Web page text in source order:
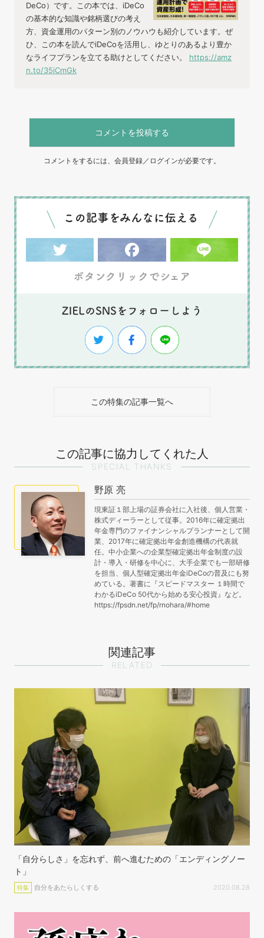
DeCo）です。この本では、iDeCo
の基本的な知識や銘柄選びの考え
方、資金運用のパターン別のノウハウも紹介しています。ぜ
ひ、この本を読んでiDeCoを活用し、ゆとりのあるより豊か
なライフプランを立てる助けとしてください。 https://amz
n.to/35jCmGk
コメントを投稿する
コメントをするには、会員登録／ログインが必要です。
この特集の記事一覧へ
この記事に協力してくれた人
SPECIAL THANKS
野原 亮
現東証１部上場の証券会社に入社後、個人営業・
株式ディーラーとして従事。2016年に確定拠出
年金専門のファイナンシャルプランナーとして開
業、2017年に確定拠出年金創造機構の代表就
任。中小企業への企業型確定拠出年金制度の設
計・導入・研修を中心に、大手企業でも一部研修
を担当、個人型確定拠出年金iDeCoの普及にも努
めている。著書に『スピードマスター １時間で
わかるiDeCo 50代から始める安心投資』など。
https://fpsdn.net/fp/rnohara/#home
関連記事
RELATED
「自分らしさ」を忘れず、前へ進むための「エンディングノー
ト」
特集 自分をあたらしくする 2020.08.28